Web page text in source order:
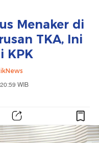
Menaker di
TKA, Ini
KPK
WIB